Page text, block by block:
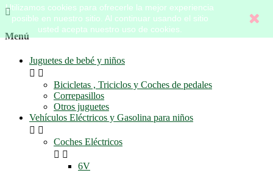
Utilizamos cookies para ofrecerle la mejor experiencia
posible en nuestro sitio. Al continuar usando el sitio
usted acepta nuestro uso de cookies.

Menú
Juguetes de bebé y niños
 
Bicicletas , Triciclos y Coches de pedales
Correpasillos
Otros juguetes
Vehículos Eléctricos y Gasolina para niños
 
Coches Eléctricos
 
6V